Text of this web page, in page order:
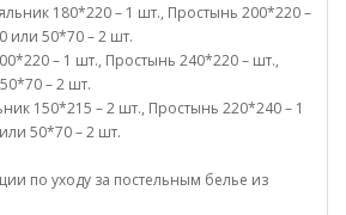
180*220 – 1 шт., Простынь 200*220 –
или 50*70 – 2 шт.
– 1 шт., Простынь 240*220 – шт.,
– 2 шт.
150*215 – 2 шт., Простынь 220*240 – 1
50*70 – 2 шт.
по уходу за постельным белье из